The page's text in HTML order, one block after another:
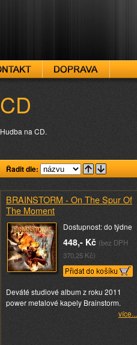
CD
Hudba na CD.
Řadit dle:
BRAINSTORM - On The Spur Of
The Moment
Dostupnost: do týdne
448,- Kč (bez DPH
370,25 Kč)
Deváté studiové album z roku 2011
power metalové kapely Brainstorm.
více...